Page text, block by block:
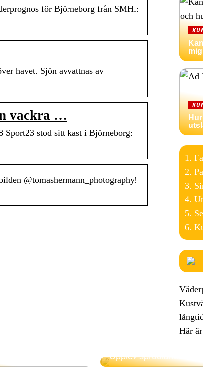
för Björneborg från SMHI:
havet. Sjön avvattnas av
vackra …
stod sitt kast i Björneborg:
@tomashermann_photography!
Här
Upplev sprudlande